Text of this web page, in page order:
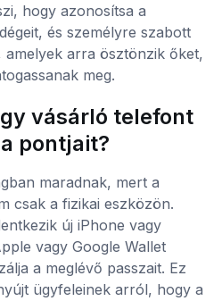
hogy azonosítsa a
és személyre szabott
arra ösztönzik őket,
meg.
vásárló telefont
pontjait?
maradnak, mert a
csak a fizikai eszközön.
új iPhone vagy
vagy Google Wallet
a meglévő passzait. Ez
ügyfeleinek arról, hogy a